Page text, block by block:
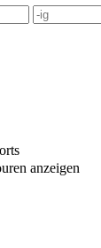
anzeigen